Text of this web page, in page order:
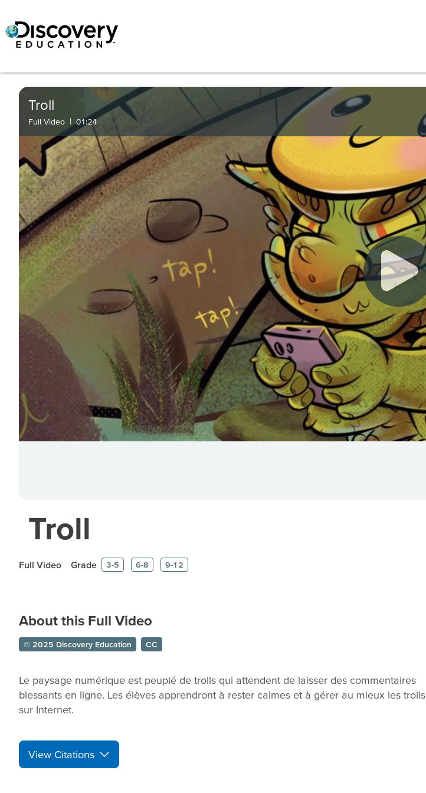
Troll
Full Video | 01:24
Troll
Full Video Grade 3-5 6-8 9-12
About this Full Video
© 2025 Discovery Education CC
Le paysage numérique est peuplé de trolls qui attendent de laisser des commentaires
blessants en ligne. Les élèves apprendront à rester calmes et à gérer au mieux les trolls
sur Internet.
View Citations